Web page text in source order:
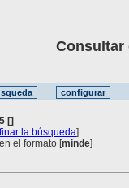
Consultar
[]
la búsqueda]
el formato [minde]